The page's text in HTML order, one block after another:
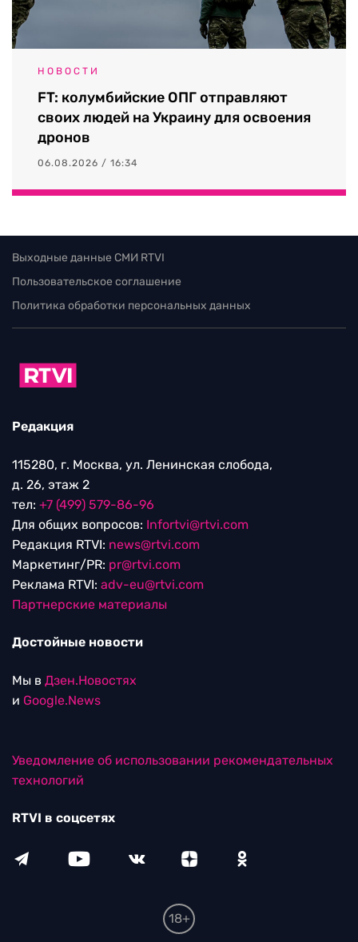
НОВОСТИ
FT: колумбийские ОПГ отправляют
своих людей на Украину для освоения
дронов
06.08.2026 / 16:34
Выходные данные СМИ RTVI
Пользовательское соглашение
Политика обработки персональных данных
Редакция
115280, г. Москва, ул. Ленинская слобода,
д. 26, этаж 2
тел: +7 (499) 579-86-96
Для общих вопросов: Infortvi@rtvi.com
Редакция RTVI: news@rtvi.com
Маркетинг/PR: pr@rtvi.com
Реклама RTVI: adv-eu@rtvi.com
Партнерские материалы
Достойные новости
Мы в Дзен.Новостях
и Google.News
Уведомление об использовании рекомендательных
технологий
RTVI в соцсетях
18+